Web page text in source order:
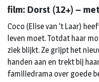
film: Dorst (12+) –
Coco (Elise van ’t Laar)
leven moet. Totdat haar
ziek blijkt. Ze grijpt het
handen aan en trekt bij
familiedrama over goede